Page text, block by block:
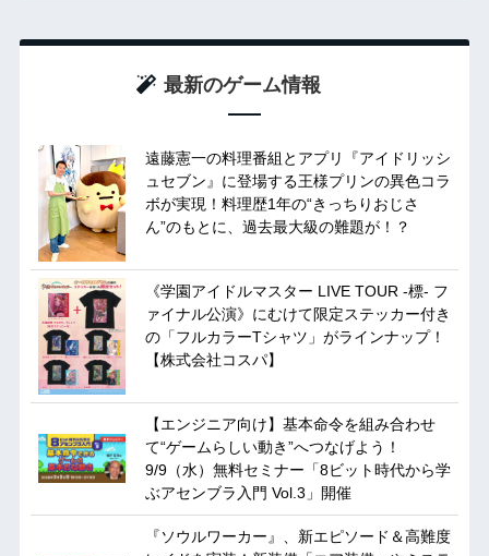
最新のゲーム情報
遠藤憲一の料理番組とアプリ『アイドリッシ
ュセブン』に登場する王様プリンの異色コラ
ボが実現！料理歴1年の“きっちりおじさ
ん”のもとに、過去最大級の難題が！？
《学園アイドルマスター LIVE TOUR -標- フ
ァイナル公演》にむけて限定ステッカー付き
の「フルカラーTシャツ」がラインナップ！
【株式会社コスパ】
【エンジニア向け】基本命令を組み合わせ
て“ゲームらしい動き”へつなげよう！
9/9（水）無料セミナー「8ビット時代から学
ぶアセンブラ入門 Vol.3」開催
『ソウルワーカー』、新エピソード＆高難度